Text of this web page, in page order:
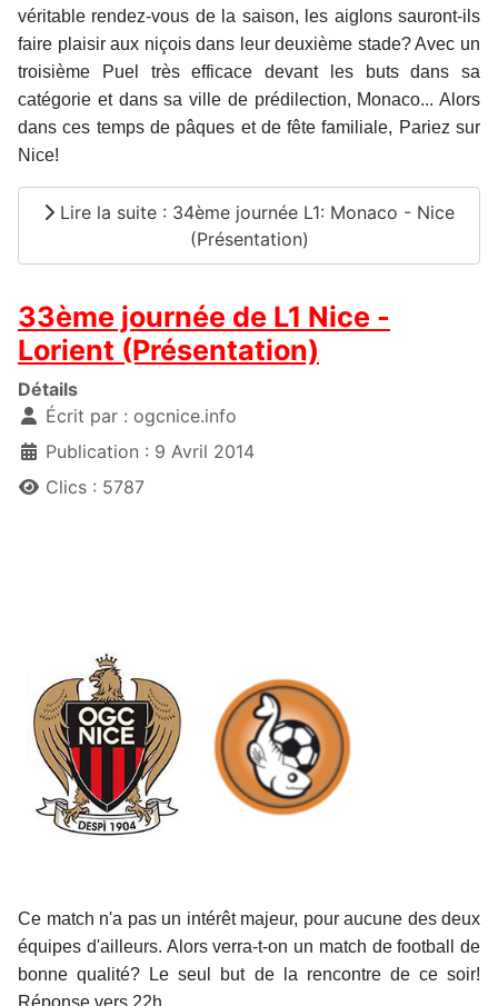
véritable rendez-vous de la saison, les aiglons sauront-ils
faire plaisir aux niçois dans leur deuxième stade? Avec un
troisième Puel très efficace devant les buts dans sa
catégorie et dans sa ville de prédilection, Monaco... Alors
dans ces temps de pâques et de fête familiale, Pariez sur
Nice!
Lire la suite : 34ème journée L1: Monaco - Nice
(Présentation)
33ème journée de L1 Nice -
Lorient (Présentation)
Détails
Écrit par : ogcnice.info
Publication : 9 Avril 2014
Clics : 5787
Ce match n'a pas un intérêt majeur, pour aucune des deux
équipes d'ailleurs. Alors verra-t-on un match de football de
bonne qualité? Le seul but de la rencontre de ce soir!
Réponse vers 22h.